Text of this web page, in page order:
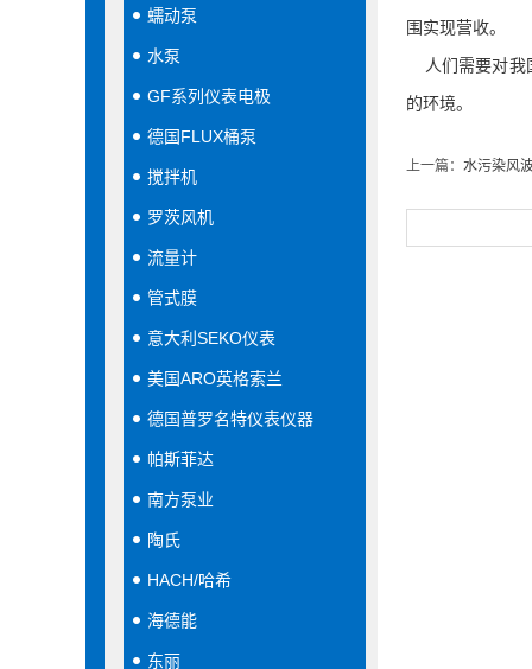
蠕动泵
水泵
GF系列仪表电极
德国FLUX桶泵
搅拌机
罗茨风机
流量计
管式膜
意大利SEKO仪表
美国ARO英格索兰
德国普罗名特仪表仪器
帕斯菲达
南方泵业
陶氏
HACH/哈希
海德能
东丽
围实现营收。
人们需要对我
的环境。
上一篇： 水污染风